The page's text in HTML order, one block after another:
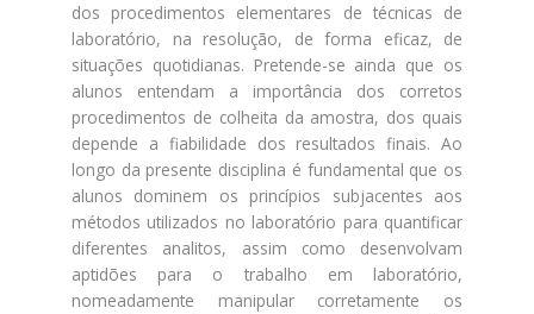
dos procedimentos elementares de técnicas de
laboratório, na resolução, de forma eficaz, de
situações quotidianas. Pretende-se ainda que os
alunos entendam a importância dos corretos
procedimentos de colheita da amostra, dos quais
depende a fiabilidade dos resultados finais. Ao
longo da presente disciplina é fundamental que os
alunos dominem os princípios subjacentes aos
métodos utilizados no laboratório para quantificar
diferentes analitos, assim como desenvolvam
aptidões para o trabalho em laboratório,
nomeadamente manipular corretamente os